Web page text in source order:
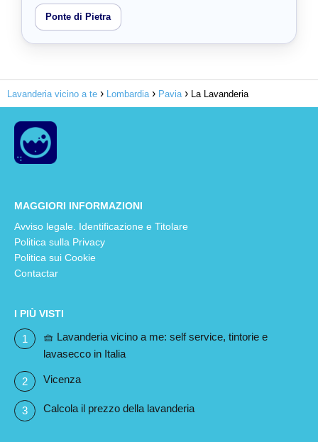
Ponte di Pietra
Lavanderia vicino a te Lombardia Pavia La Lavanderia
MAGGIORI INFORMAZIONI
Avviso legale. Identificazione e Titolare
Politica sulla Privacy
Politica sui Cookie
Contactar
I PIÙ VISTI
🧺 Lavanderia vicino a me: self service, tintorie e
lavasecco in Italia
Vicenza
Calcola il prezzo della lavanderia